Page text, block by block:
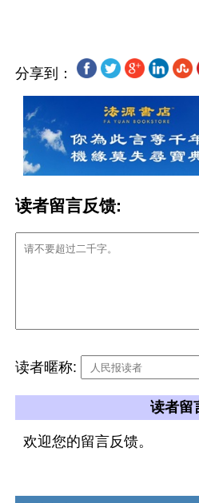
分享到：
读者留言反馈:
读者暱称:
读者留
欢迎您的留言反馈。